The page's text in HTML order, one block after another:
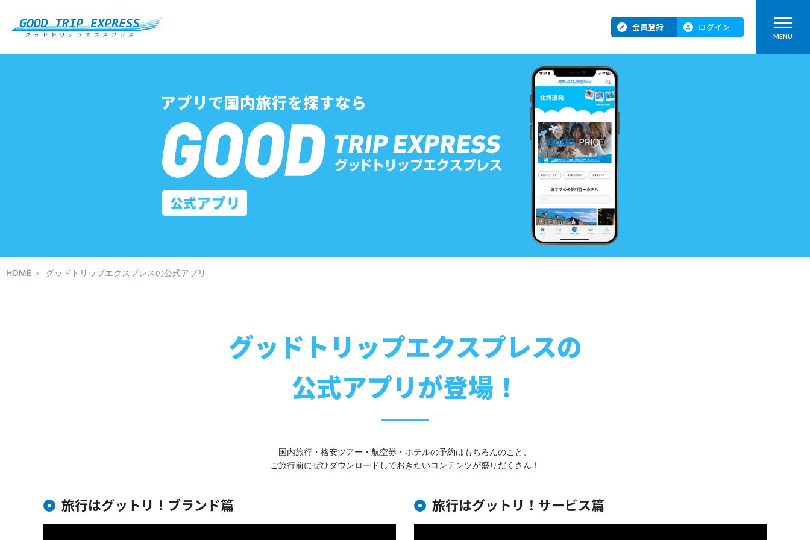
会員登録 ログイン
MENU
HOME グッドトリップエクスプレスの公式アプリ
グッドトリップエクスプレスの
公式アプリが登場！
国内旅行・格安ツアー・航空券・ホテルの予約はもちろんのこと、
ご旅行前にぜひダウンロードしておきたいコンテンツが盛りだくさん！
旅行はグットリ！ブランド篇 旅行はグットリ！サービス篇